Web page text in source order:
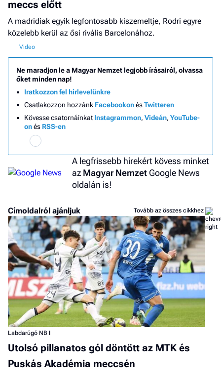
meccs előtt
A madridiak egyik legfontosabb kiszemeltje, Rodri egyre
közelebb kerül az ősi rivális Barcelonához.
Ne maradjon le a Magyar Nemzet legjobb írásairól, olvassa
őket minden nap!
Iratkozzon fel hírlevelünkre
Csatlakozzon hozzánk FacebookonésTwitteren
Kövesse csatornáinkat Instagrammon, Videán, YouTube-
onés RSS-en
A legfrissebb hírekért kövess minket
az Magyar Nemzet Google News
oldalán is!
Címoldalról ajánljuk Tovább az összes cikkhez
Labdarúgó NB I
Utolsó pillanatos gól döntött az MTK és
Puskás Akadémia meccsén